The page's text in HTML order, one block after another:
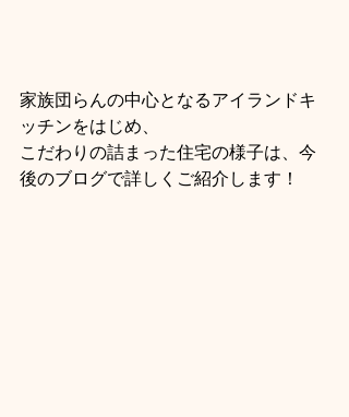
家族団らんの中心となるアイランドキ
ッチンをはじめ、
こだわりの詰まった住宅の様子は、今
後のブログで詳しくご紹介します！